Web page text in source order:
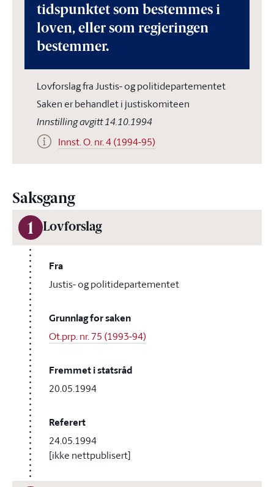
tidspunktet som bestemmes i
loven, eller som regjeringen
bestemmer.
Lovforslag fra Justis- og politidepartementet
Saken er behandlet i justiskomiteen
Innstilling avgitt 14.10.1994
Innst. O. nr. 4 (1994-95)
Saksgang
1 Lovforslag
Fra
Justis- og politidepartementet
Grunnlag for saken
Ot.prp. nr. 75 (1993-94)
Fremmet i statsråd
20.05.1994
Referert
24.05.1994
[ikke nettpublisert]